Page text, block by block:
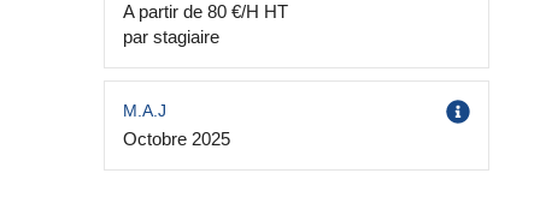
A partir de 80 €/H HT
par stagiaire
M.A.J
Octobre 2025